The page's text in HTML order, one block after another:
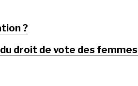
?
droit de vote des